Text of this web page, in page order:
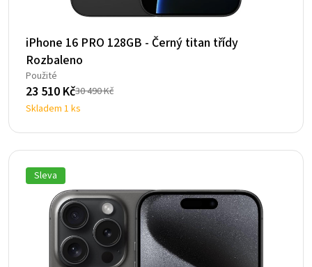
iPhone 16 PRO 128GB - Černý titan třídy
Rozbaleno
Použité
30 490Kč
Původní
cena
byla:
30
490 Kč.
23 510 Kč
Aktuální
cena
je:
23
510 Kč.
Skladem 1 ks
Sleva